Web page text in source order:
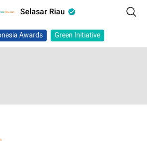
Selasar Riau
Awards Green Initiative